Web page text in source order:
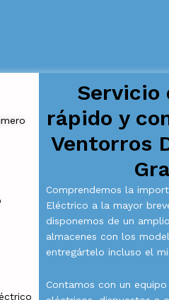
Servicio
rápido y
Ventorros
Comprendemos la
Eléctrico a la mayor
disponemos de un
almacenes con los
entregártelo incluso el
Contamos con un